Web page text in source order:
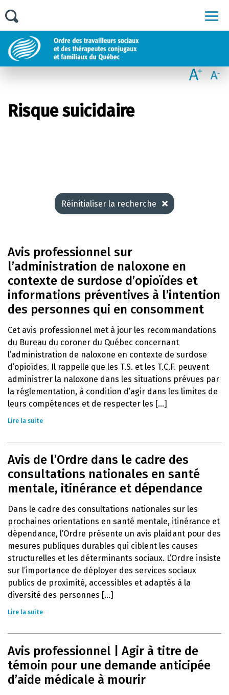
Risque suicidaire
Réinitialiser la recherche
Avis professionnel sur
l’administration de naloxone en
contexte de surdose d’opioïdes et
informations préventives à l’intention
des personnes qui en consomment
Cet avis professionnel met à jour les recommandations
du Bureau du coroner du Québec concernant
l’administration de naloxone en contexte de surdose
d’opioïdes. Il rappelle que les T.S. et les T.C.F. peuvent
administrer la naloxone dans les situations prévues par
la réglementation, à condition d’agir dans les limites de
leurs compétences et de respecter les [...]
Lire la suite
Avis de l’Ordre dans le cadre des
consultations nationales en santé
mentale, itinérance et dépendance
Dans le cadre des consultations nationales sur les
prochaines orientations en santé mentale, itinérance et
dépendance, l’Ordre présente un avis plaidant pour des
mesures publiques durables qui ciblent les causes
structurelles et les déterminants sociaux. L’Ordre insiste
sur l’importance de déployer des services sociaux
publics de proximité, accessibles et adaptés à la
diversité des personnes [...]
Lire la suite
Avis professionnel | Agir à titre de
témoin pour une demande anticipée
d’aide médicale à mourir